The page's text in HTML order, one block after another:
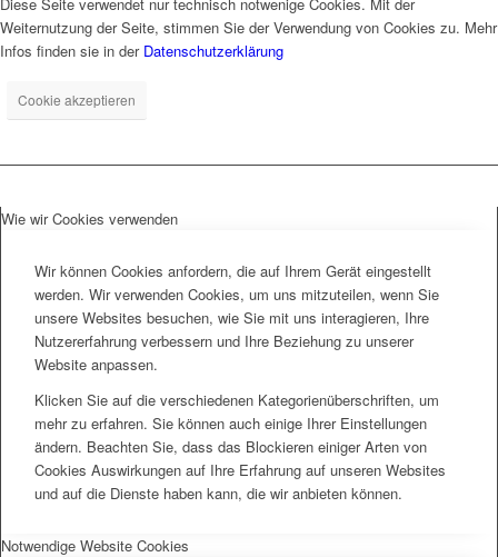
Weiternutzung der Seite, stimmen Sie der Verwendung von Cookies zu. Mehr
Infos finden sie in der Datenschutzerklärung
Cookie akzeptieren
Wie wir Cookies verwenden
Wir können Cookies anfordern, die auf Ihrem Gerät eingestellt
werden. Wir verwenden Cookies, um uns mitzuteilen, wenn Sie
unsere Websites besuchen, wie Sie mit uns interagieren, Ihre
Nutzererfahrung verbessern und Ihre Beziehung zu unserer
Website anpassen.
Klicken Sie auf die verschiedenen Kategorienüberschriften, um
mehr zu erfahren. Sie können auch einige Ihrer Einstellungen
ändern. Beachten Sie, dass das Blockieren einiger Arten von
Cookies Auswirkungen auf Ihre Erfahrung auf unseren Websites
und auf die Dienste haben kann, die wir anbieten können.
Notwendige Website Cookies